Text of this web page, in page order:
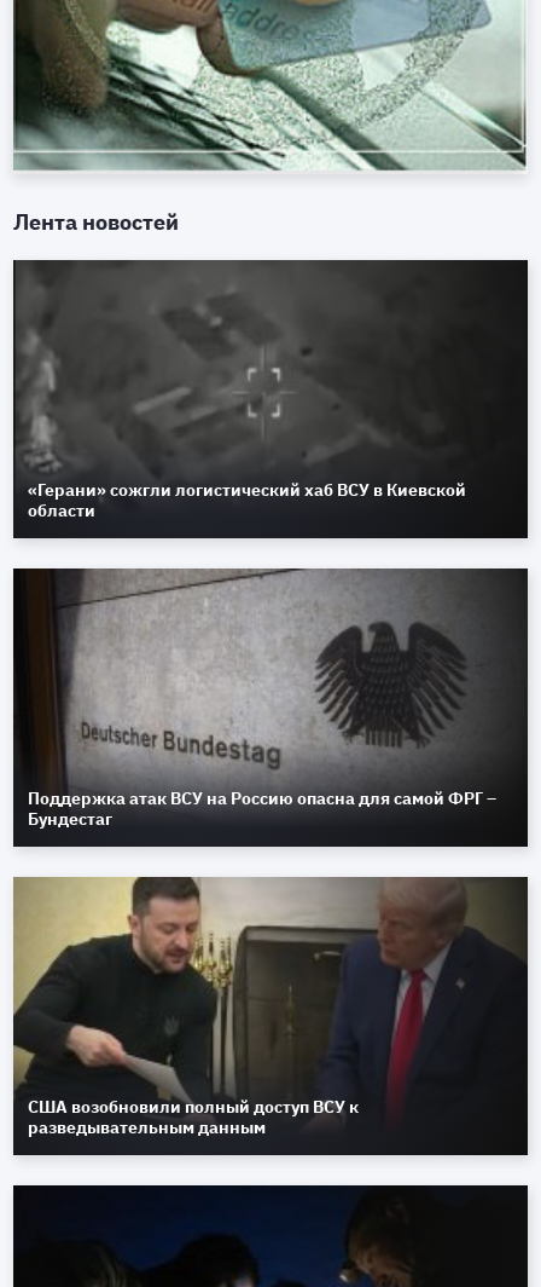
Лента новостей
«Герани» сожгли логистический хаб ВСУ в Киевской
области
Поддержка атак ВСУ на Россию опасна для самой ФРГ –
Бундестаг
США возобновили полный доступ ВСУ к
разведывательным данным